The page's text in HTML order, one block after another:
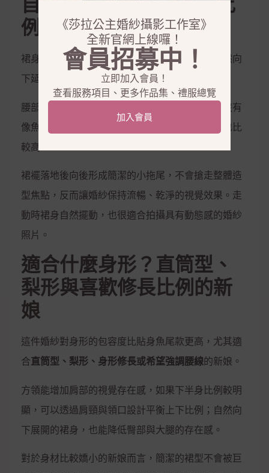
自然收腰A-Line，修飾比
例又不會過度蓬鬆
裙身沒有傳統公主婚紗的大蓬度，而是從腰部自然向
下延伸，形成偏修長的A-Line輪廓。
腰部保留適度收身，可以強調腰線，但臀腿位置沒有
像魚尾婚紗一樣緊貼身體，因此穿著上的包容度也比
較高。
裙襬落地後向後形成簡潔的小拖尾，不會搶走整體造
型焦點，反而讓婚紗保持流暢、乾淨的視覺效果。走
動時裙身自然擺動，也很適合拍攝具有動態感的婚紗
照片。
適合什麼身形？直筒型、
梨形與喜歡修長比例的新
娘
這件婚紗對身形的包容度比貼身魚尾款更高，尤其適
合直筒型、梨形、身形修長或希望強調腰線的新娘。
方領能增加肩部的視覺存在感，如果下半身比例較明
顯，可以透過肩頸與領口設計平衡上下比例；自然向
下展開的裙身，也能降低臀部與大腿的存在感。
對於身材比較嬌小的新娘而言，簡潔的裙型不會被巨
《莎拉公主婚紗攝影工作室》
全新官網上線囉！
會員招募中！
立即加入會員！
查看服務項目、更多作品集、禮服總覽
加入會員